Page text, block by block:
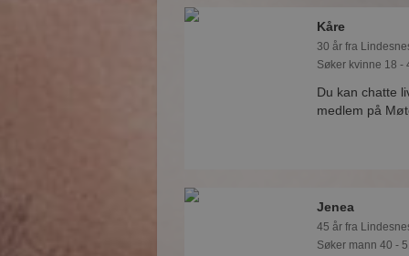
Kåre
30 år fra
Søker kvinne 18 -
Du kan chatte
medlem på
Jenea
45 år fra
Søker mann 40 -